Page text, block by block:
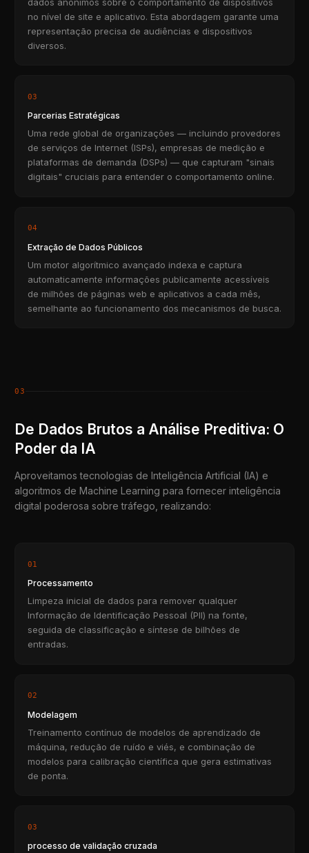
no nível de site e aplicativo. Esta abordagem garante uma
representação precisa de audiências e dispositivos
diversos.
03
Parcerias Estratégicas
Uma rede global de organizações — incluindo provedores
de serviços de Internet (ISPs), empresas de medição e
plataformas de demanda (DSPs) — que capturam "sinais
digitais" cruciais para entender o comportamento online.
04
Extração de Dados Públicos
Um motor algorítmico avançado indexa e captura
automaticamente informações publicamente acessíveis
de milhões de páginas web e aplicativos a cada mês,
semelhante ao funcionamento dos mecanismos de busca.
03
De Dados Brutos a Análise Preditiva: O
Poder da IA
Aproveitamos tecnologias de Inteligência Artificial (IA) e
algoritmos de Machine Learning para fornecer inteligência
digital poderosa sobre tráfego, realizando:
01
Processamento
Limpeza inicial de dados para remover qualquer
Informação de Identificação Pessoal (PII) na fonte,
seguida de classificação e síntese de bilhões de
entradas.
02
Modelagem
Treinamento contínuo de modelos de aprendizado de
máquina, redução de ruído e viés, e combinação de
modelos para calibração científica que gera estimativas
de ponta.
03
processo de validação cruzada